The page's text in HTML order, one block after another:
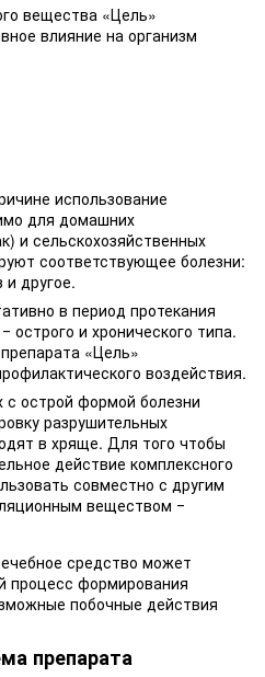
вещества «Цель»
влияние на организм
использование
для домашних
и сельскохозяйственных
соответствующее болезни:
и другое.
в период протекания
острого и хронического типа.
«Цель»
воздействия.
острой формой болезни
разрушительных
в хряще. Для того чтобы
действие комплексного
совместно с другим
веществом ‒
средство может
процесс формирования
побочные действия
препарата